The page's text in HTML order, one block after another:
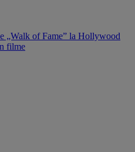
„Walk of Fame” la Hollywood
filme